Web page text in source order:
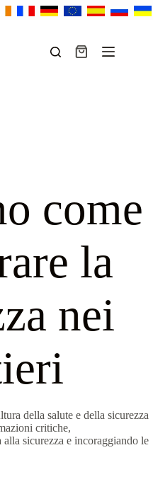
Carrello
come
la
nei
della salute e della sicurezza
critiche,
sicurezza e incoraggiando le